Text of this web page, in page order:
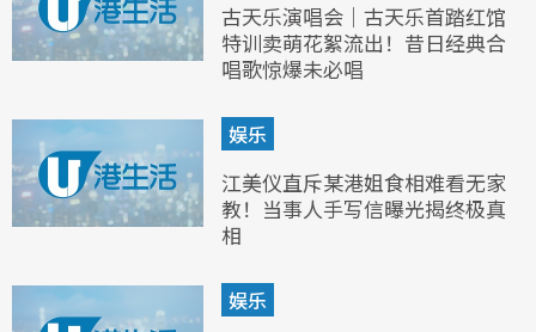
古天乐演唱会｜古天乐首踏红馆
特训卖萌花絮流出！昔日经典合
唱歌惊爆未必唱
娱乐
江美仪直斥某港姐食相难看无家
教！当事人手写信曝光揭终极真
相
娱乐